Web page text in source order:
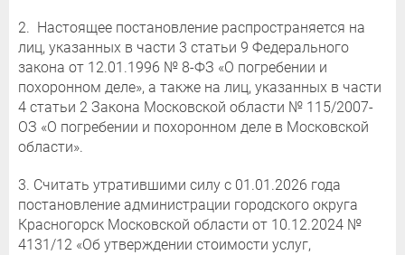
2. Настоящее постановление распространяется на
лиц, указанных в части 3 статьи 9 Федерального
закона от 12.01.1996 № 8-ФЗ «О погребении и
похоронном деле», а также на лиц, указанных в части
4 статьи 2 Закона Московской области № 115/2007-
ОЗ «О погребении и похоронном деле в Московской
области».
3. Считать утратившими силу с 01.01.2026 года
постановление администрации городского округа
Красногорск Московской области от 10.12.2024 №
4131/12 «Об утверждении стоимости услуг,